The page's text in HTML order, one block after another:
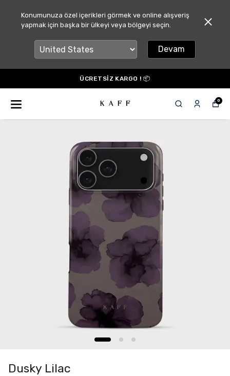
Konumunuza özel içerikleri görmek ve online alışveriş
yapmak için başka bir ülkeyi veya bölgeyi seçin.
Devam
ÜCRETSİZ KARGO ! 📦
0
Dusky Lilac